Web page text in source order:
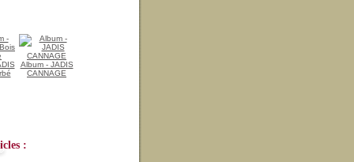
Album - JADIS
CANNAGE
: